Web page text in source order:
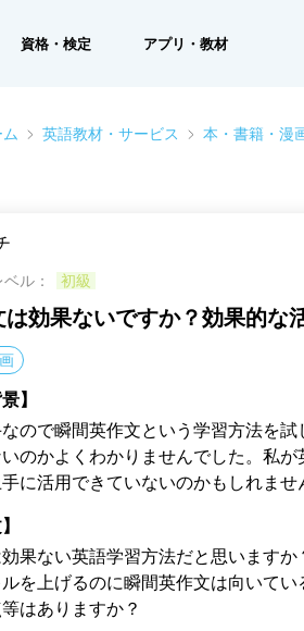
資格・検定 アプリ・教材
英語教材・サービス 本・書籍・漫
ル： 初級
効果ないですか？効果的な
】
ので瞬間英作文という学習方法を
のかよくわかりませんでした。私
に活用できていないのかもしれませ
果ない英語学習方法だと思いますか
を上げるのに瞬間英作文は向いてい
はありますか？